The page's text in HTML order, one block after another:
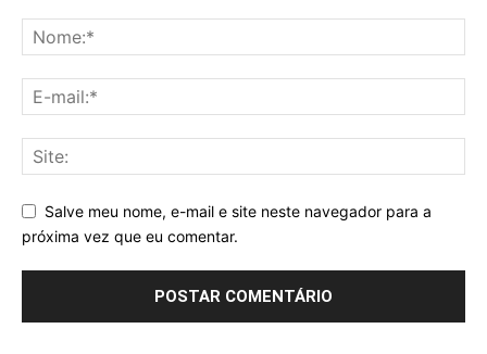
Salve meu nome, e-mail e site neste navegador para a
próxima vez que eu comentar.